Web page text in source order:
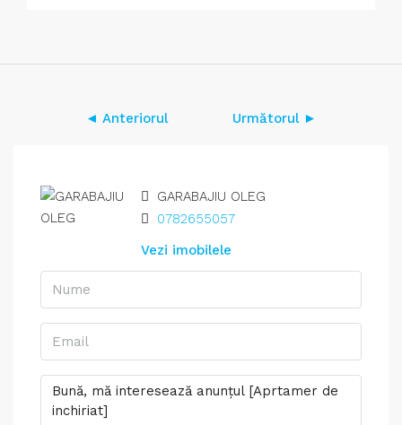
◄ Anteriorul Următorul ►
GARABAJIU OLEG
0782655057
Vezi imobilele